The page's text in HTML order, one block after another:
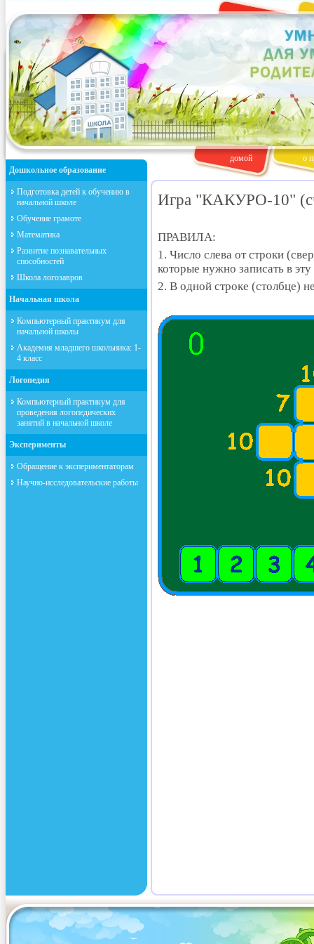
домой
о
Дошкольное образование
Подготовка детей к обучению в
начальной школе
Обучение грамоте
Математика
Развитие познавательных
способностей
Школа логозавров
Начальная школа
Компьютерный практикум для
начальной школы
Академия младшего школьника: 1-
4 класс
Логопедия
Компьютерный практикум для
проведения логопедических
занятий в начальной школе
Эксперименты
Обращение к экспериментаторам
Научно-исследовательские работы
Игра "КАКУРО-10"
ПРАВИЛА:
1. Число слева от строки
которые нужно записать в
2. В одной строке (столбце)